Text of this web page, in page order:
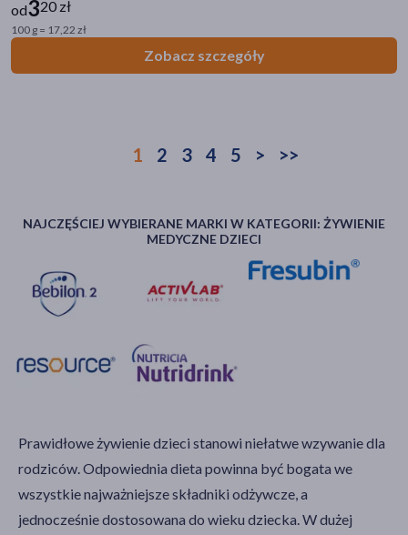
od320 zł
100 g = 17,22 zł
Zobacz szczegóły
1 2 3 4 5 > >>
NAJCZĘŚCIEJ WYBIERANE MARKI W KATEGORII: ŻYWIENIE
MEDYCZNE DZIECI
Prawidłowe żywienie dzieci stanowi niełatwe wzywanie dla
rodziców. Odpowiednia dieta powinna być bogata we
wszystkie najważniejsze składniki odżywcze, a
jednocześnie dostosowana do wieku dziecka. W dużej